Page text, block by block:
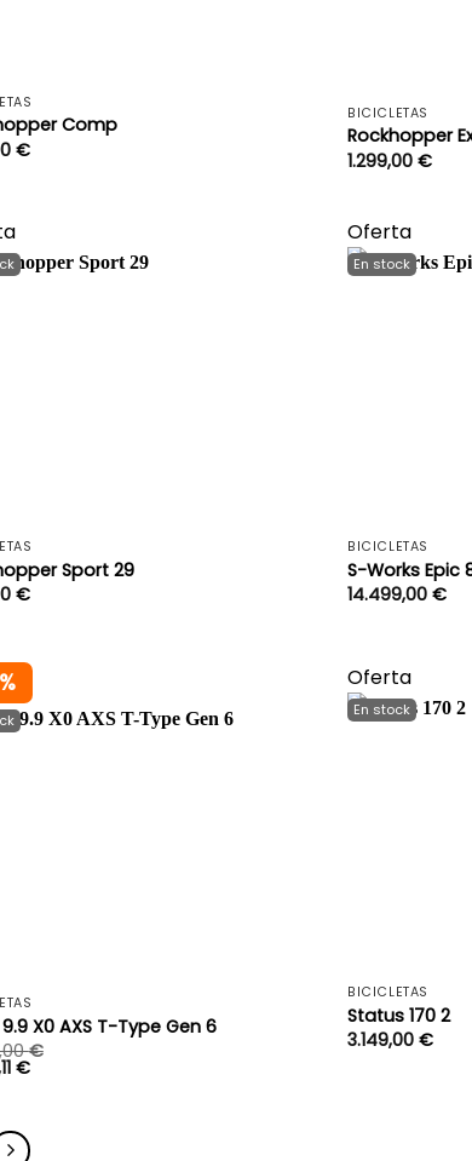
Comp
€
BICICLETAS
Rockhopper
1.299,00€
Sport 29
€
Oferta
BICICLETAS
S-Works Epic
14.499,00€
X0 AXS T-Type Gen 6
€
€
Oferta
BICICLETAS
Status 170 2
3.149,00€